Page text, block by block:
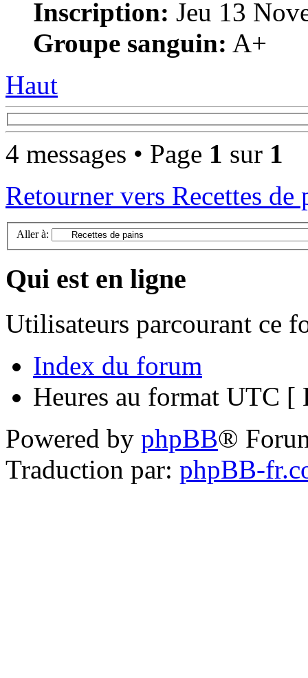
Inscription: Jeu 13
Groupe sanguin: A+
Haut
4 messages • Page 1 sur 1
Retourner vers Recettes de
Aller à:
Qui est en ligne
Utilisateurs parcourant ce
Index du forum
Heures au format UTC [
Powered by phpBB®
Traduction par: phpBB-